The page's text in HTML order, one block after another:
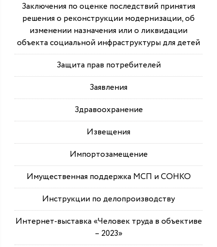
Заключения по оценке последствий принятия
решения о реконструкции модернизации, об
изменении назначения или о ликвидации
объекта социальной инфраструктуры для детей
Защита прав потребителей
Заявления
Здравоохранение
Извещения
Импортозамещение
Имущественная поддержка МСП и СОНКО
Инструкции по делопроизводству
Интернет-выставка «Человек труда в объективе
– 2023»